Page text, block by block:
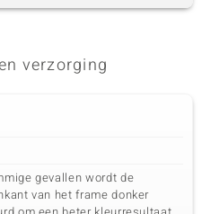
verzorging
gevallen wordt de
van het frame donker